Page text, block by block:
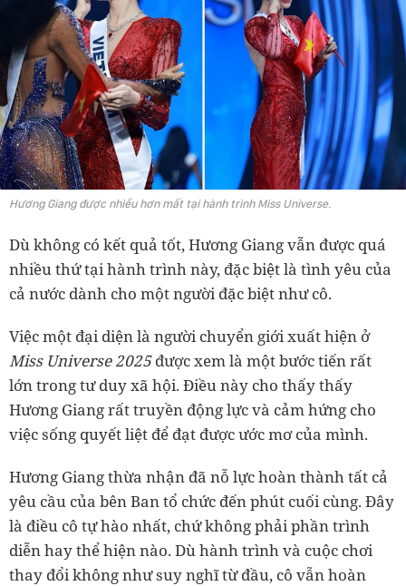
Hương Giang được nhiều hơn mất tại hành trình Miss Universe.
Dù không có kết quả tốt, Hương Giang vẫn được quá
nhiều thứ tại hành trình này, đặc biệt là tình yêu của
cả nước dành cho một người đặc biệt như cô.
Việc một đại diện là người chuyển giới xuất hiện ở
Miss Universe 2025được xem là một bước tiến rất
lớn trong tư duy xã hội. Điều này cho thấy thấy
Hương Giang rất truyền động lực và cảm hứng cho
việc sống quyết liệt để đạt được ước mơ của mình.
Hương Giang thừa nhận đã nỗ lực hoàn thành tất cả
yêu cầu của bên Ban tổ chức đến phút cuối cùng. Đây
là điều cô tự hào nhất, chứ không phải phần trình
diễn hay thể hiện nào. Dù hành trình và cuộc chơi
thay đổi không như suy nghĩ từ đầu, cô vẫn hoàn